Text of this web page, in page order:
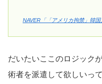
NAVER「「アメリカ拘禁」韓
だいたいここのロジック
術者を派遣して欲しいっ